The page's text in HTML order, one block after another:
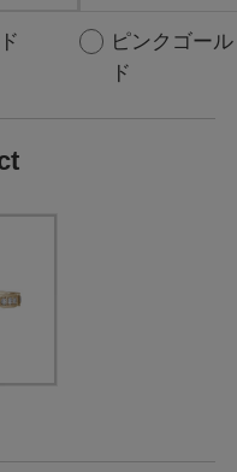
ピンクゴール
ド